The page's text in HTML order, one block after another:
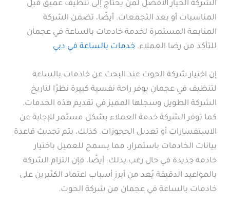
الشركة الخيار الأفضل لمن يحتاج إلى تنظيف عميق قبل
المناسبات أو بعد التجمعات. أيضًا، تضمن الشركة
المتابعة المستمرة لخدمة خادمات بالساعة في عجمان
للتأكد من رضا العملاء.خدمات بالساعة في دبي
إن اختيار شركة الحوت عند البحث عن خادمات بالساعة
لتنظيف في عجمان يوفر راحة نفسية كبيرة نظرًا لتاريخ
الشركة الطويل وسجلها المميز في تقديم هذه الخدمات.
كما توفر الشركة خدمة العملاء بشكل مستمر للإجابة عن
الاستفسارات أو تعديل الحجوزات. كذلك، يتم تحديث قاعدة
بيانات الخادمات باستمرار، مما يسمح للعميل باختيار
خادمة جديدة في حال رغب بذلك. أيضًا، فإن التزام الشركة
بالمواعيد الدقيقة يُعد من أبرز أسباب اعتماد الكثيرين على
خادمات بالساعة في عجمان من شركة الحوت.